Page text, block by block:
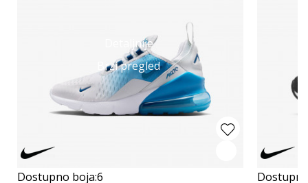
Detaljnije
Brzi pregled
Dostupno boja:6